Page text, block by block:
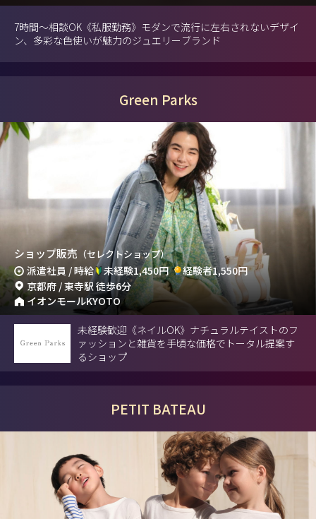
7時間～相談OK《私服勤務》モダンで流行に左右されないデザイ
ン、多彩な色使いが魅力のジュエリーブランド
Green Parks
ショップ販売 （セレクトショップ）
派遣社員 / 時給 未経験1,450円
経験者1,550円
京都府 / 東寺駅 徒歩6分
イオンモールKYOTO
未経験歓迎《ネイルOK》ナチュラルテイストのフ
ァッションと雑貨を手頃な価格でトータル提案す
るショップ
PETIT BATEAU